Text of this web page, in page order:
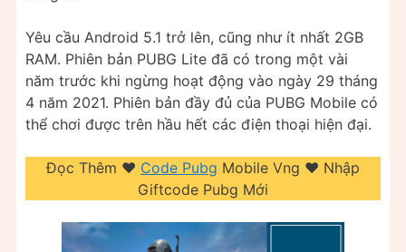
Yêu cầu Android 5.1 trở lên, cũng như ít nhất 2GB
RAM. Phiên bản PUBG Lite đã có trong một vài
năm trước khi ngừng hoạt động vào ngày 29 tháng
4 năm 2021. Phiên bản đầy đủ của PUBG Mobile có
thể chơi được trên hầu hết các điện thoại hiện đại.
Đọc Thêm ❤️ Code Pubg Mobile Vng ❤️ Nhập
Giftcode Pubg Mới